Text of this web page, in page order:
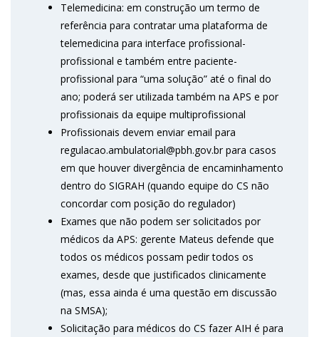
Telemedicina: em construção um termo de
referência para contratar uma plataforma de
telemedicina para interface profissional-
profissional e também entre paciente-
profissional para “uma solução” até o final do
ano; poderá ser utilizada também na APS e por
profissionais da equipe multiprofissional
Profissionais devem enviar email para
regulacao.ambulatorial@pbh.gov.br para casos
em que houver divergência de encaminhamento
dentro do SIGRAH (quando equipe do CS não
concordar com posição do regulador)
Exames que não podem ser solicitados por
médicos da APS: gerente Mateus defende que
todos os médicos possam pedir todos os
exames, desde que justificados clinicamente
(mas, essa ainda é uma questão em discussão
na SMSA);
Solicitação para médicos do CS fazer AIH é para